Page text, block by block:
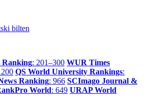
bilten
Ranking: 201–300 WUR Times
QS World University Rankings:
Ranking: 966 SCImago Journal &
World: 649 URAP World